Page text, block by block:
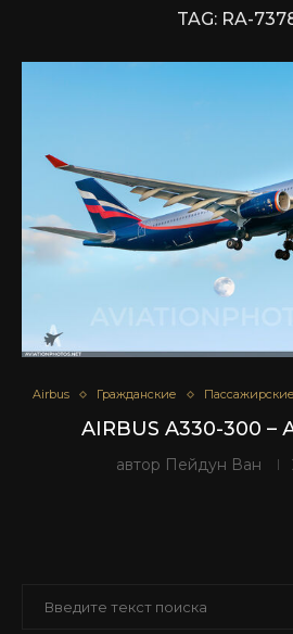
TAG: RA-
Airbus Гражданские Пассажирские
AIRBUS A330-300
автор Пейдун Ван